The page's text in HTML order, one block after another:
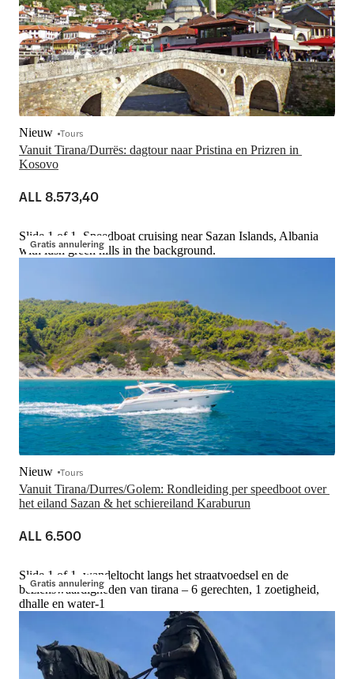
Vanuit Tirana/Durrës: dagtour naar Pristina en Prizren in
Kosovo
Nieuw Tours
ALL 8.573,40
Gratis annulering
Slide 1 of 1, Speedboat cruising near Sazan Islands, Albania
with lush green hills in the background.
Vanuit Tirana/Durres/Golem: Rondleiding per speedboot over
het eiland Sazan & het schiereiland Karaburun
Nieuw Tours
ALL 6.500
Gratis annulering
Slide 1 of 1, wandeltocht langs het straatvoedsel en de
bezienswaardigheden van tirana – 6 gerechten, 1 zoetigheid,
dhalle en water-1